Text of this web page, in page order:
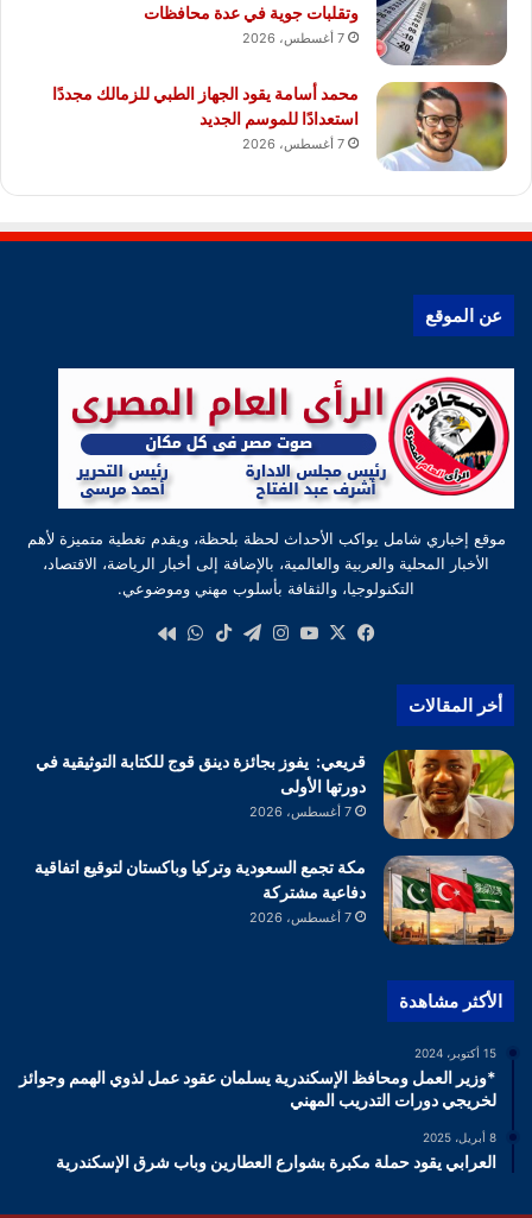
وتقلبات جوية في عدة محافظات
7 أغسطس، 2026
محمد أسامة يقود الجهاز الطبي للزمالك مجددًا
استعدادًا للموسم الجديد
7 أغسطس، 2026
عن الموقع
موقع إخباري شامل يواكب الأحداث لحظة بلحظة، ويقدم تغطية متميزة لأهم
الأخبار المحلية والعربية والعالمية، بالإضافة إلى أخبار الرياضة، الاقتصاد،
التكنولوجيا، والثقافة بأسلوب مهني وموضوعي.
فيسبوك
‫X
‫YouTube
انستقرام
تيلقرام‫TikTokواتساب
أخر المقالات
قريعي: يفوز بجائزة دينق قوج للكتابة التوثيقية في
دورتها الأولى
7 أغسطس، 2026
مكة تجمع السعودية وتركيا وباكستان لتوقيع اتفاقية
دفاعية مشتركة
7 أغسطس، 2026
الأكثر مشاهدة
15 أكتوبر، 2024
*وزير العمل ومحافظ الإسكندرية يسلمان عقود عمل لذوي الهمم وجوائز
لخريجي دورات التدريب المهني
8 أبريل، 2025
العرابي يقود حملة مكبرة بشوارع العطارين وباب شرق الإسكندرية